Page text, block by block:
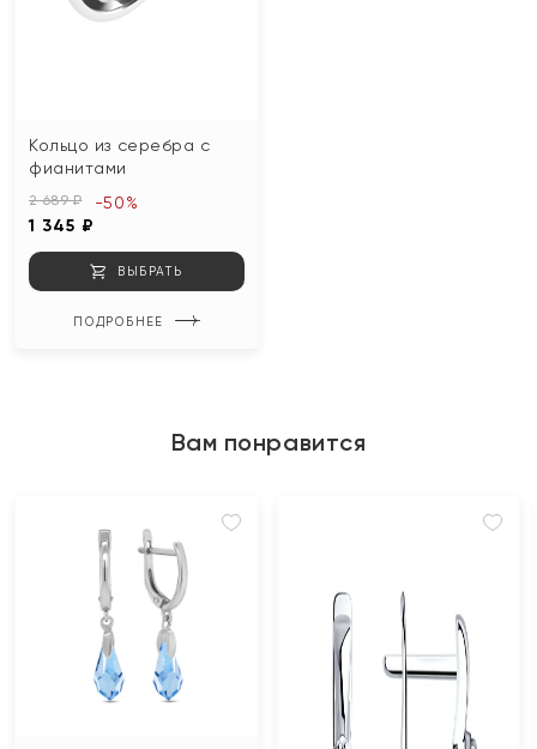
Кольцо из серебра с
фианитами
2 689 ₽
1 345 ₽
-50%
ВЫБРАТЬ
ПОДРОБНЕЕ
Вам понравится